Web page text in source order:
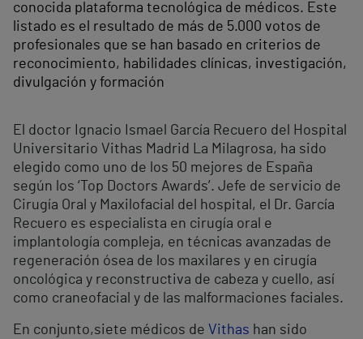
conocida plataforma tecnológica de médicos. Este
listado es el resultado de más de 5.000 votos de
profesionales que se han basado en criterios de
reconocimiento, habilidades clínicas, investigación,
divulgación y formación
El doctor Ignacio Ismael García Recuero del Hospital
Universitario Vithas Madrid La Milagrosa, ha sido
elegido como uno de los 50 mejores de España
según los ‘Top Doctors Awards’. Jefe de servicio de
Cirugía Oral y Maxilofacial del hospital, el Dr. García
Recuero es especialista en cirugía oral e
implantología compleja, en técnicas avanzadas de
regeneración ósea de los maxilares y en cirugía
oncológica y reconstructiva de cabeza y cuello, así
como craneofacial y de las malformaciones faciales.
En conjunto,siete médicos de Vithas han sido